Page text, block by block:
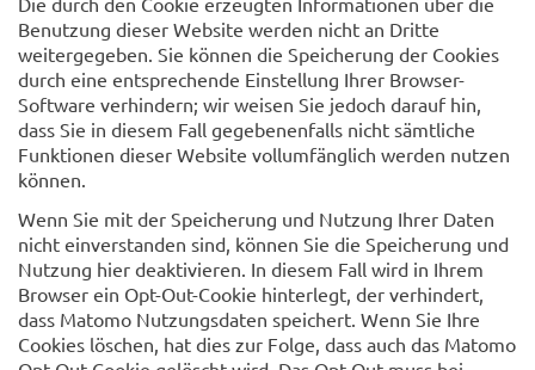
Benutzung dieser Website werden nicht an Dritte
weitergegeben. Sie können die Speicherung der Cookies
durch eine entsprechende Einstellung Ihrer Browser-
Software verhindern; wir weisen Sie jedoch darauf hin,
dass Sie in diesem Fall gegebenenfalls nicht sämtliche
Funktionen dieser Website vollumfänglich werden nutzen
können.
Wenn Sie mit der Speicherung und Nutzung Ihrer Daten
nicht einverstanden sind, können Sie die Speicherung und
Nutzung hier deaktivieren. In diesem Fall wird in Ihrem
Browser ein Opt-Out-Cookie hinterlegt, der verhindert,
dass Matomo Nutzungsdaten speichert. Wenn Sie Ihre
Cookies löschen, hat dies zur Folge, dass auch das Matomo